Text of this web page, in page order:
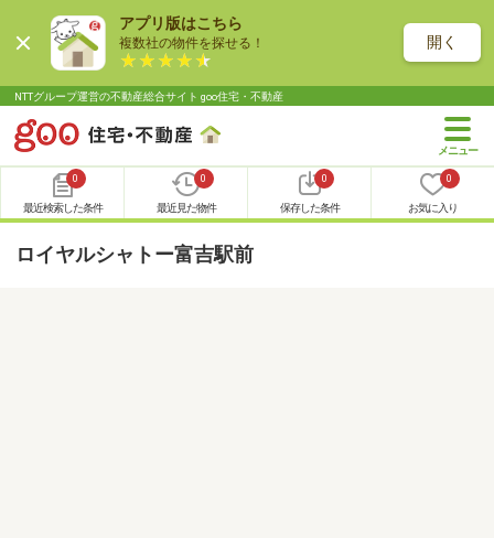
アプリ版はこちら
複数社の物件を探せる！ 開く
NTTグループ運営の不動産総合サイト goo住宅・不動産
0
最近検索した条件
0
最近見た物件
0
保存した条件
0
お気に入り
ロイヤルシャトー富吉駅前